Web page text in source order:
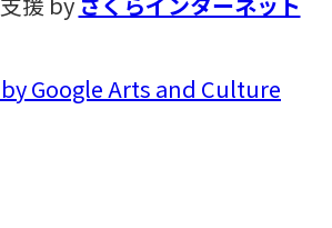
by Google Arts and Culture